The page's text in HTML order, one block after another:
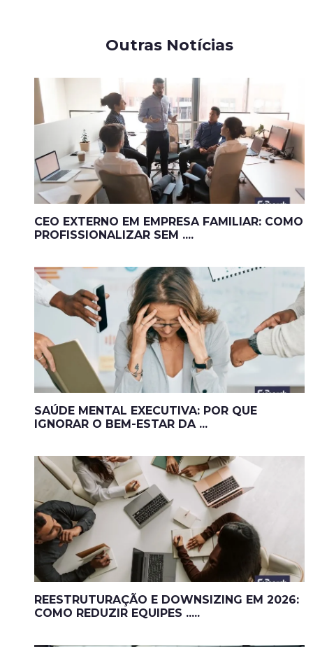
Outras Notícias
CEO EXTERNO EM EMPRESA FAMILIAR: COMO
PROFISSIONALIZAR SEM ....
SAÚDE MENTAL EXECUTIVA: POR QUE
IGNORAR O BEM-ESTAR DA ...
REESTRUTURAÇÃO E DOWNSIZING EM 2026:
COMO REDUZIR EQUIPES .....